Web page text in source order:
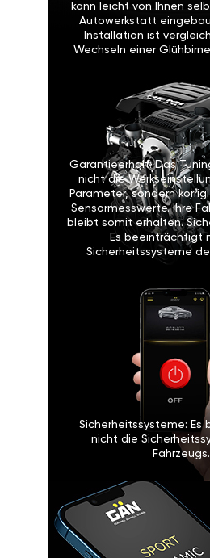
kann leicht von Ihnen
Autowerkstatt
Installation ist
Wechseln einer
Garantieerhalt: Das
nicht die
Parameter, sondern
Sensormesswerte. Ihre
bleibt somit erhalten.
Es beeinträchtigt
Sicherheitssysteme
Sicherheitssysteme: Es
nicht die
Fahrzeugs.